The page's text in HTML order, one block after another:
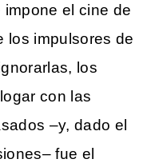
el cine de
los impulsores de
los
con las
–y, dado el
fue el